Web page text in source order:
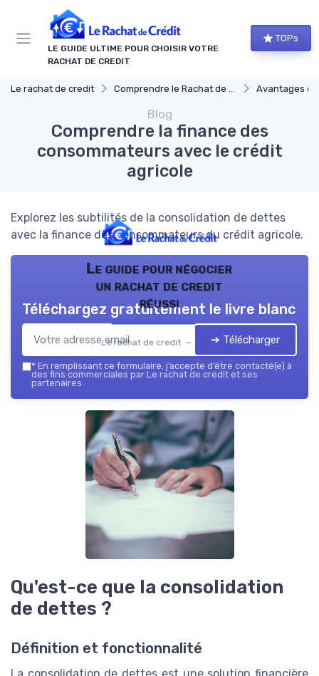
LE GUIDE ULTIME POUR CHOISIR VOTRE
RACHAT DE CREDIT
TOPs
Le rachat de credit Comprendre le Rachat de Crédit Avantages et
Blog
Comprendre la finance des
consommateurs avec le crédit
agricole
Explorez les subtilités de la consolidation de dettes
avec la finance des consommateurs du crédit agricole.
Le guide pour négocier
un rachat de credit
réussi
Le rachat de credit — 2026
Téléchargez gratuitement le livre blanc
➔ Télécharger
* En remplissant ce formulaire, j’accepte d’être contacté(e) à
des fins commerciales par Le rachat de credit et ses
partenaires.
Qu'est-ce que la consolidation
de dettes ?
Définition et fonctionnalité
Panneau de gestion des cookies